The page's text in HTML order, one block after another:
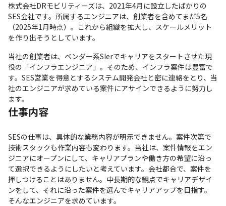
株式会社DRモビリティーズは、2021年4月に設立したばかりの
SES会社です。所属するエンジニアは、創業者を含めてまだ5名
（2025年1月時点）。これから組織を拡大し、スケールメリット
を作り出そうとしています。
当社の創業者は、ベンダー系SIerでキャリアをスタートさせた現
役の「インフラエンジニア」。そのため、インフラ案件は豊富で
す。SES営業を得意とするシステム開発会社と密に連絡をとり、当
社のエンジニアが求めている案件にアサインできるように努力し
ます。
仕事内容
SESの仕事は、具体的な業務内容が明示できません。案件次第で
技術スタックも作業内容も変わります。当社は、案件情報をエン
ジニアにオープンにして、キャリアプランや働き方の希望に沿っ
て選択できるようにしたいと考えています。会社都合で、案件を
押しつけることはありません。中長期的な観点でキャリアデザイ
ンをして、それに沿った案件を選んでキャリアアップを目指す。
そんなエンジニアを求めています。